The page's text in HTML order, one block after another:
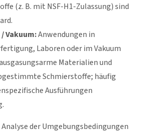
(z. B. mit NSF-H1-Zulassung) sind
Vakuum:Anwendungen in
Laboren oder im Vakuum
Materialien und
Schmierstoffe; häufig
Ausführungen
der Umgebungsbedingungen